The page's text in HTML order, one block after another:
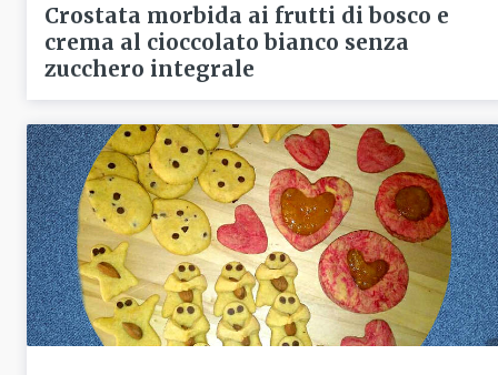
Crostata morbida ai frutti di bosco e
crema al cioccolato bianco senza
zucchero integrale